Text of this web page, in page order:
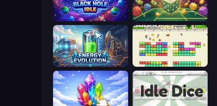
Black Hole Idle Just One More Roll
Energy Evolution Idle Breakout